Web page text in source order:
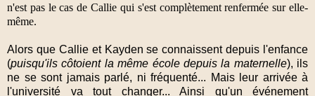
n'est pas le cas de Callie qui s'est complètement renfermée sur elle-
même.
Alors que Callie et Kayden se connaissent depuis l'enfance
(puisqu'ils côtoient la même école depuis la maternelle), ils
ne se sont jamais parlé, ni fréquenté... Mais leur arrivée à
l'université va tout changer... Ainsi qu'un événement